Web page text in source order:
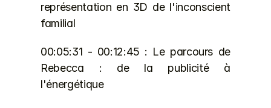
représentation en 3D de l'inconscient
familial
00:05:31 - 00:12:45 : Le parcours de
Rebecca : de la publicité à
l'énergétique